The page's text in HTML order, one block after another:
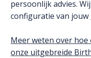
persoonlijk advies.
configuratie van jouw
Meer weten over
onze uitgebreide